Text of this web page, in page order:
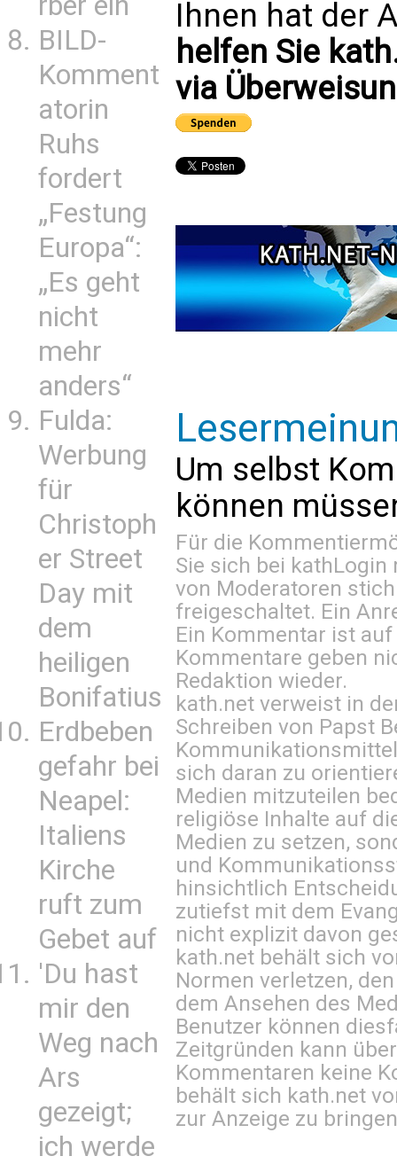
BILD-
Komment
atorin
Ruhs
fordert
„Festung
Europa“:
„Es geht
nicht
mehr
anders“
Fulda:
Werbung
für
Christoph
er Street
Day mit
dem
heiligen
Bonifatius
Erdbeben
gefahr bei
Neapel:
Italiens
Kirche
ruft zum
Gebet auf
'Du hast
mir den
Weg nach
Ars
gezeigt;
ich werde
Ihnen hat der
helfen Sie
via
Um selbst
können
Für die
Sie sich bei kathLogin
von Moderatoren
freigeschaltet. Ein
Ein Kommentar ist
Kommentare geben
Redaktion wieder.
kath.net verweist in
Schreiben von Papst
sich daran zu
Medien mitzuteilen
religiöse Inhalte auf
Medien zu setzen,
und
hinsichtlich
zutiefst mit dem
nicht explizit davon
kath.net behält sich
Normen verletzen,
dem Ansehen des
Benutzer können
Zeitgründen kann
Kommentaren keine
behält sich kath.net
zur Anzeige zu